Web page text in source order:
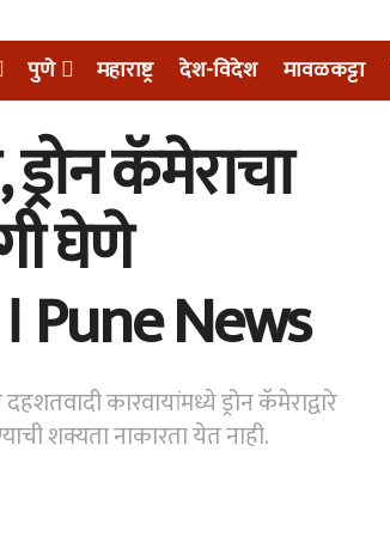
पुणे महाराष्ट्र देश-विदेश मावळकट्टा
कॅमेराचा
घेणे
Pune News
कारवायांमध्ये ड्रोन कॅमेराद्वारे
शक्यता नाकारता येत नाही.